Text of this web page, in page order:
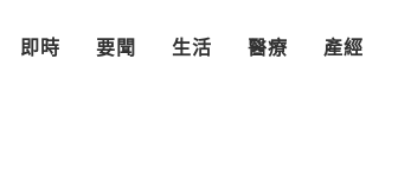
即時 要聞 生活 醫療 產經